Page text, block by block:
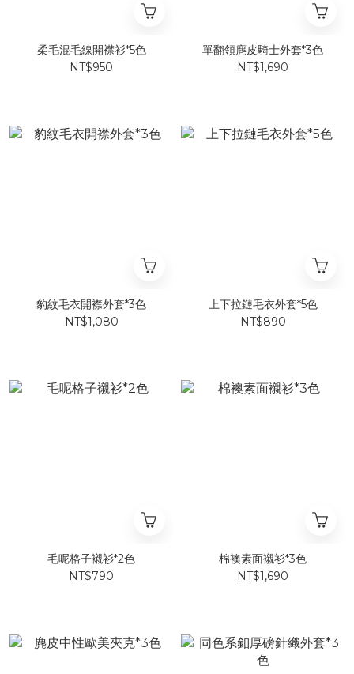
柔毛混毛線開襟衫*5色
NT$950
單翻領麂皮騎士外套*3色
NT$1,690
豹紋毛衣開襟外套*3色
NT$1,080
上下拉鏈毛衣外套*5色
NT$890
毛呢格子襯衫*2色
NT$790
棉襖素面襯衫*3色
NT$1,690